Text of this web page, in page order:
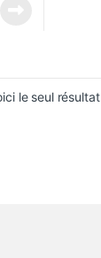
le seul résultat